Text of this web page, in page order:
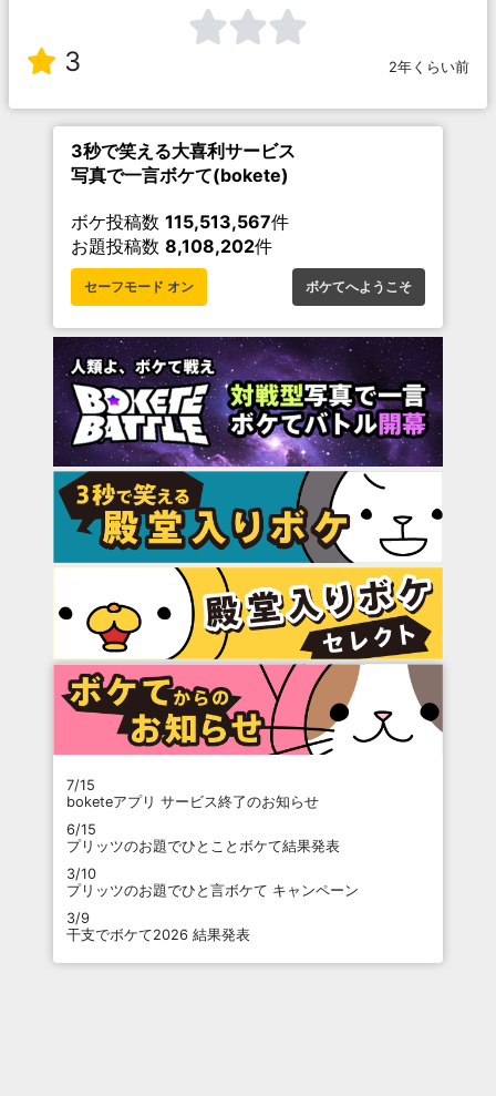
3 2年くらい前
3秒で笑える大喜利サービス
写真で一言ボケて(bokete)
ボケ投稿数 115,513,567件
お題投稿数 8,108,202件
セーフモード オン ボケてへようこそ
7/15
boketeアプリ サービス終了のお知らせ
6/15
プリッツのお題でひとことボケて結果発表
3/10
プリッツのお題でひと言ボケて キャンペーン
3/9
干支でボケて2026 結果発表